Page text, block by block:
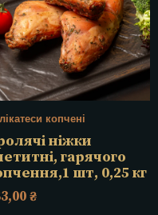
копчені
ніжки
гарячого
шт, 0,25 кг
₴